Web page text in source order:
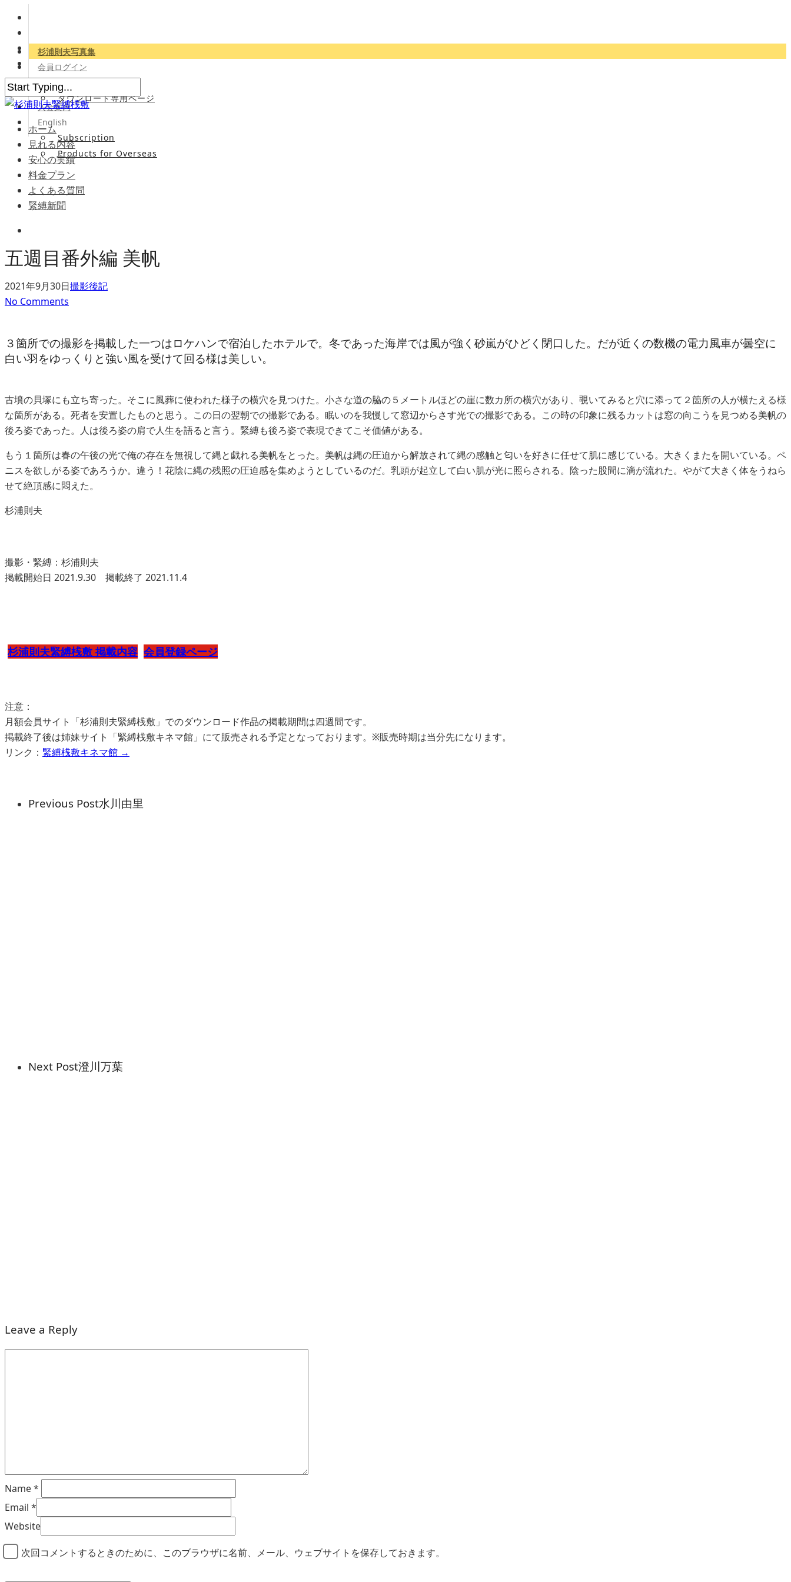
杉浦則夫写真集
会員ログイン
会員専用サイト
ダウンロード専用ページ
入会案内
English
Subscription
Products for Overseas
ホーム
見れる内容
安心の実績
料金プラン
よくある質問
緊縛新聞
五週目番外編 美帆
2021年9月30日撮影後記
No Comments
３箇所での撮影を掲載した一つはロケハンで宿泊したホテルで。冬であった海岸では風が強く砂嵐がひどく閉口した。だが近くの数機の電力風車が曇空に
白い羽をゆっくりと強い風を受けて回る様は美しい。
古墳の貝塚にも立ち寄った。そこに風葬に使われた様子の横穴を見つけた。小さな道の脇の５メートルほどの崖に数カ所の横穴があり、覗いてみると穴に添って２箇所の人が横たえる様
な箇所がある。死者を安置したものと思う。この日の翌朝での撮影である。眠いのを我慢して窓辺からさす光での撮影である。この時の印象に残るカットは窓の向こうを見つめる美帆の
後ろ姿であった。人は後ろ姿の肩で人生を語ると言う。緊縛も後ろ姿で表現できてこそ価値がある。
もう１箇所は春の午後の光で俺の存在を無視して縄と戯れる美帆をとった。美帆は縄の圧迫から解放されて縄の感触と匂いを好きに任せて肌に感じている。大きくまたを開いている。ペ
ニスを欲しがる姿であろうか。違う！花陰に縄の残照の圧迫感を集めようとしているのだ。乳頭が起立して白い肌が光に照らされる。陰った股間に滴が流れた。やがて大きく体をうねら
せて絶頂感に悶えた。
杉浦則夫
撮影・緊縛：杉浦則夫
掲載開始日 2021.9.30 掲載終了 2021.11.4
杉浦則夫緊縛桟敷 掲載内容 会員登録ページ
注意：
月額会員サイト「杉浦則夫緊縛桟敷」でのダウンロード作品の掲載期間は四週間です。
掲載終了後は姉妹サイト「緊縛桟敷キネマ館」にて販売される予定となっております。※販売時期は当分先になります。
リンク： 緊縛桟敷キネマ館 →
Previous Post水川由里
Next Post澄川万葉
Leave a Reply
Name*
Email *
Website
次回コメントするときのために、このブラウザに名前、メール、ウェブサイトを保存しておきます。